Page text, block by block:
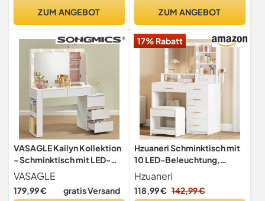
ZUM ANGEBOT
Stil, weiß RVT004W14
ZUM ANGEBOT
VASAGLE Kailyn Kollektion
- Schminktisch mit LED-
Beleuchtung, Frisiertisch
mit Spiegel,
Steckdosenleiste, 40 x 125
VASAGLE
179,99 € gratis Versand
17% Rabatt
Hzuaneri Schminktisch mit
10 LED-Beleuchtung,
Hocker, Weiß
Hzuaneri
118,99 € 142,99 €